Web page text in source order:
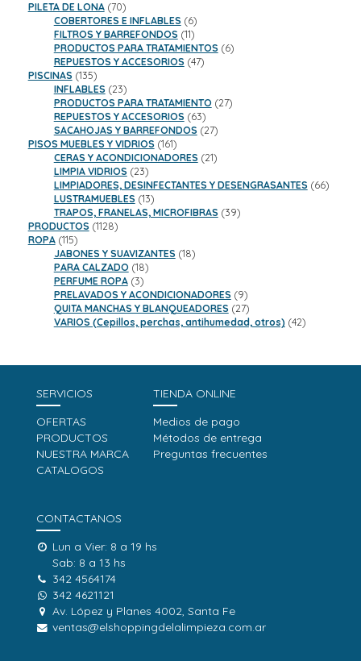
PILETA DE LONA 7070
productos
COBERTORES E INFLABLES 66
productos
FILTROS Y BARREFONDOS 1111
productos
PRODUCTOS PARA TRATAMIENTOS 66
REPUESTOS Y ACCESORIOS 4747
PISCINAS 135135
productos
INFLABLES 2323
productos
PRODUCTOS PARA TRATAMIENTO 2727
REPUESTOS Y ACCESORIOS 6363
productos
SACAHOJAS Y BARREFONDOS 2727
PISOS MUEBLES Y VIDRIOS 161161
productos
CERAS Y ACONDICIONADORES 2121
LIMPIA VIDRIOS 2323
productos
LIMPIADORES, DESINFECTANTES Y DESENGRASANTES 6666
LUSTRAMUEBLES 1313
productos
TRAPOS, FRANELAS, MICROFIBRAS 3939
PRODUCTOS 11281128
ROPA 115115
productos
JABONES Y SUAVIZANTES 1818
PARA CALZADO 1818
PERFUME ROPA 33
productos
PRELAVADOS Y ACONDICIONADORES 99
productos
QUITA MANCHAS Y BLANQUEADORES 2727
productos
VARIOS (Cepillos, perchas, antihumedad, otros) 4242
SERVICIOS
OFERTAS
PRODUCTOS
NUESTRA MARCA
CATALOGOS
TIENDA ONLINE
Medios de pago
Métodos de entrega
Preguntas frecuentes
CONTACTANOS
Lun a Vier: 8 a 19 hs
Sab: 8 a 13 hs
342 4564174
342 4621121
Av. López y Planes 4002, Santa Fe
ventas@elshoppingdelalimpieza.com.ar